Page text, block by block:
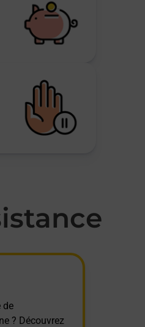
de
? Découvrez